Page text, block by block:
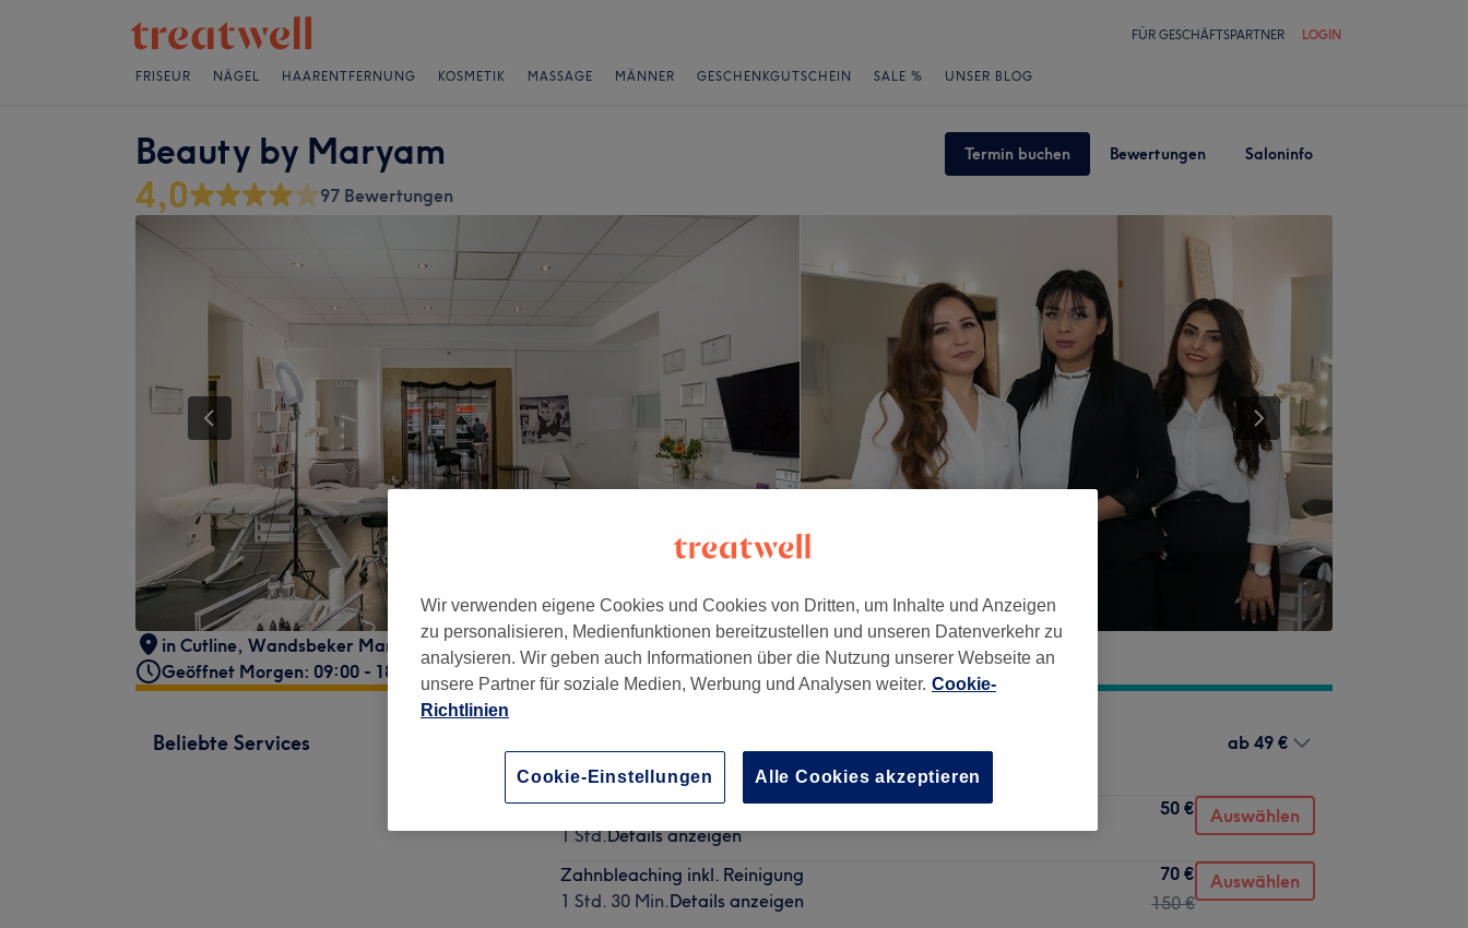
FÜR GESCHÄFTSPARTNER LOGIN
FRISEUR NÄGEL HAARENTFERNUNG KOSMETIK MASSAGE MÄNNER GESCHENKGUTSCHEIN SALE % UNSER BLOG
Beauty by Maryam Termin buchen Bewertungen Saloninfo
4,0 97 Bewertungen
in Cutline, Wandsbeker Marktstraße 162, Hamburg, Wandsbek, 22041
Geöffnet Morgen: 09:00 - 18:00
Beliebte Services
1 Std. 30 Min.Details anzeigen
ab 49 €
Wimpernlifting (inkl. Färben)
1 Std.Details anzeigen
50 € Auswählen
Zahnbleaching inkl. Reinigung
1 Std. 30 Min.Details anzeigen
70 €
150 €
Auswählen
Wir verwenden eigene Cookies und Cookies von Dritten, um Inhalte und Anzeigen
zu personalisieren, Medienfunktionen bereitzustellen und unseren Datenverkehr zu
analysieren. Wir geben auch Informationen über die Nutzung unserer Webseite an
unsere Partner für soziale Medien, Werbung und Analysen weiter. Cookie-
Richtlinien
Cookie-Einstellungen Alle Cookies akzeptieren